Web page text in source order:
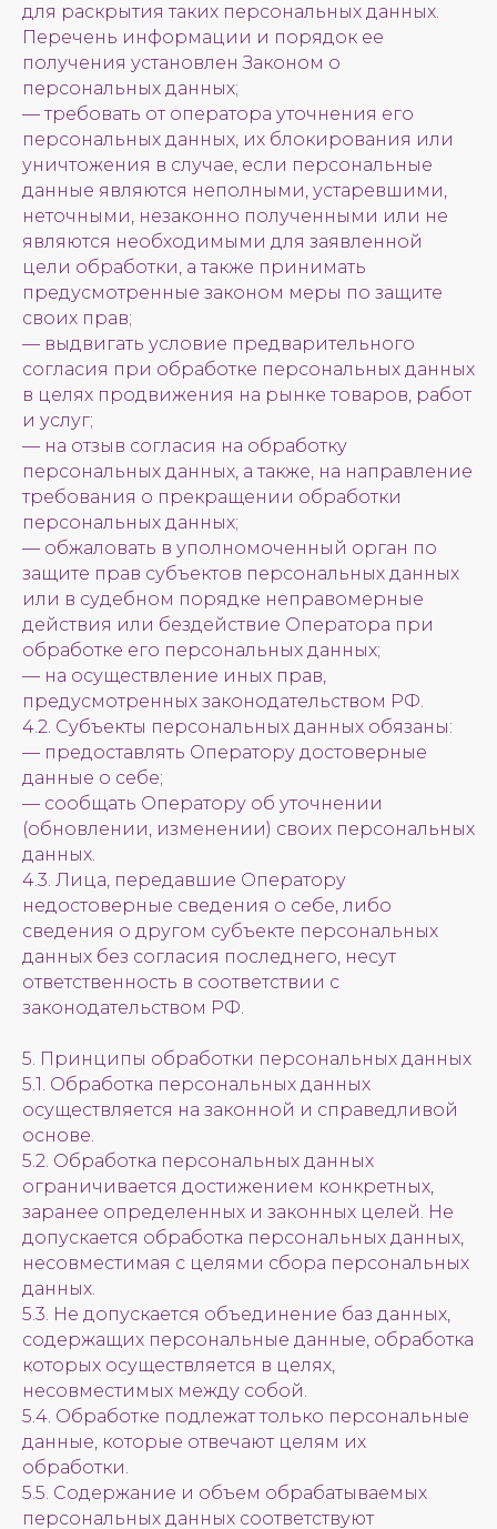
для раскрытия таких персональных данных.
Перечень информации и порядок ее
получения установлен Законом о
персональных данных;
— требовать от оператора уточнения его
персональных данных, их блокирования или
уничтожения в случае, если персональные
данные являются неполными, устаревшими,
неточными, незаконно полученными или не
являются необходимыми для заявленной
цели обработки, а также принимать
предусмотренные законом меры по защите
своих прав;
— выдвигать условие предварительного
согласия при обработке персональных данных
в целях продвижения на рынке товаров, работ
и услуг;
— на отзыв согласия на обработку
персональных данных, а также, на направление
требования о прекращении обработки
персональных данных;
— обжаловать в уполномоченный орган по
защите прав субъектов персональных данных
или в судебном порядке неправомерные
действия или бездействие Оператора при
обработке его персональных данных;
— на осуществление иных прав,
предусмотренных законодательством РФ.
4.2. Субъекты персональных данных обязаны:
— предоставлять Оператору достоверные
данные о себе;
— сообщать Оператору об уточнении
(обновлении, изменении) своих персональных
данных.
4.3. Лица, передавшие Оператору
недостоверные сведения о себе, либо
сведения о другом субъекте персональных
данных без согласия последнего, несут
ответственность в соответствии с
законодательством РФ.
5. Принципы обработки персональных данных
5.1. Обработка персональных данных
осуществляется на законной и справедливой
основе.
5.2. Обработка персональных данных
ограничивается достижением конкретных,
заранее определенных и законных целей. Не
допускается обработка персональных данных,
несовместимая с целями сбора персональных
данных.
5.3. Не допускается объединение баз данных,
содержащих персональные данные, обработка
которых осуществляется в целях,
несовместимых между собой.
5.4. Обработке подлежат только персональные
данные, которые отвечают целям их
обработки.
5.5. Содержание и объем обрабатываемых
персональных данных соответствуют